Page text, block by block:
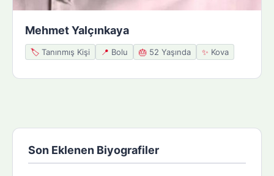
Mehmet Yalçınkaya
🏷️ Tanınmış Kişi 📍 Bolu 🎂 52 Yaşında ✨ Kova
Son Eklenen Biyografiler